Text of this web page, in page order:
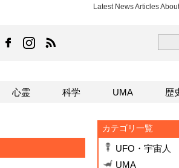
Latest News Articles
TOCANAのFacebookはこちら
TOCANAのinstagramはこちら
カテゴリ一覧
UFO・宇宙人
UMA
心霊 科学 UMA 歴